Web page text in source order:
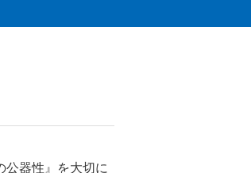
公器性』を大切に